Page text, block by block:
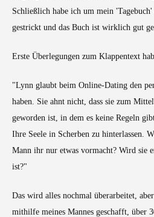
Schließlich habe ich um mein
gestrickt und das Buch ist wirklich gut
Erste Überlegungen zum Klappentext
"Lynn glaubt beim Online-Dating den
haben. Sie ahnt nicht, dass sie zum
geworden ist, in dem es keine Regeln
Ihre Seele in Scherben zu hinterlassen.
Mann ihr nur etwas vormacht? Wird sie
ist?"
Das wird alles nochmal überarbeitet,
mithilfe meines Mannes geschafft, über